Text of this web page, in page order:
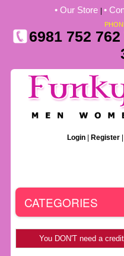
• Our Store |•
6981 752
Login |Register |
CATEGORIES
You DON'T need a